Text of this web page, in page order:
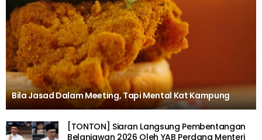
Bila Jasad Dalam Meeting, Tapi Mental Kat Kampung
[TONTON] Siaran Langsung Pembentangan
Belanjawan 2026 Oleh YAB Perdana Menteri